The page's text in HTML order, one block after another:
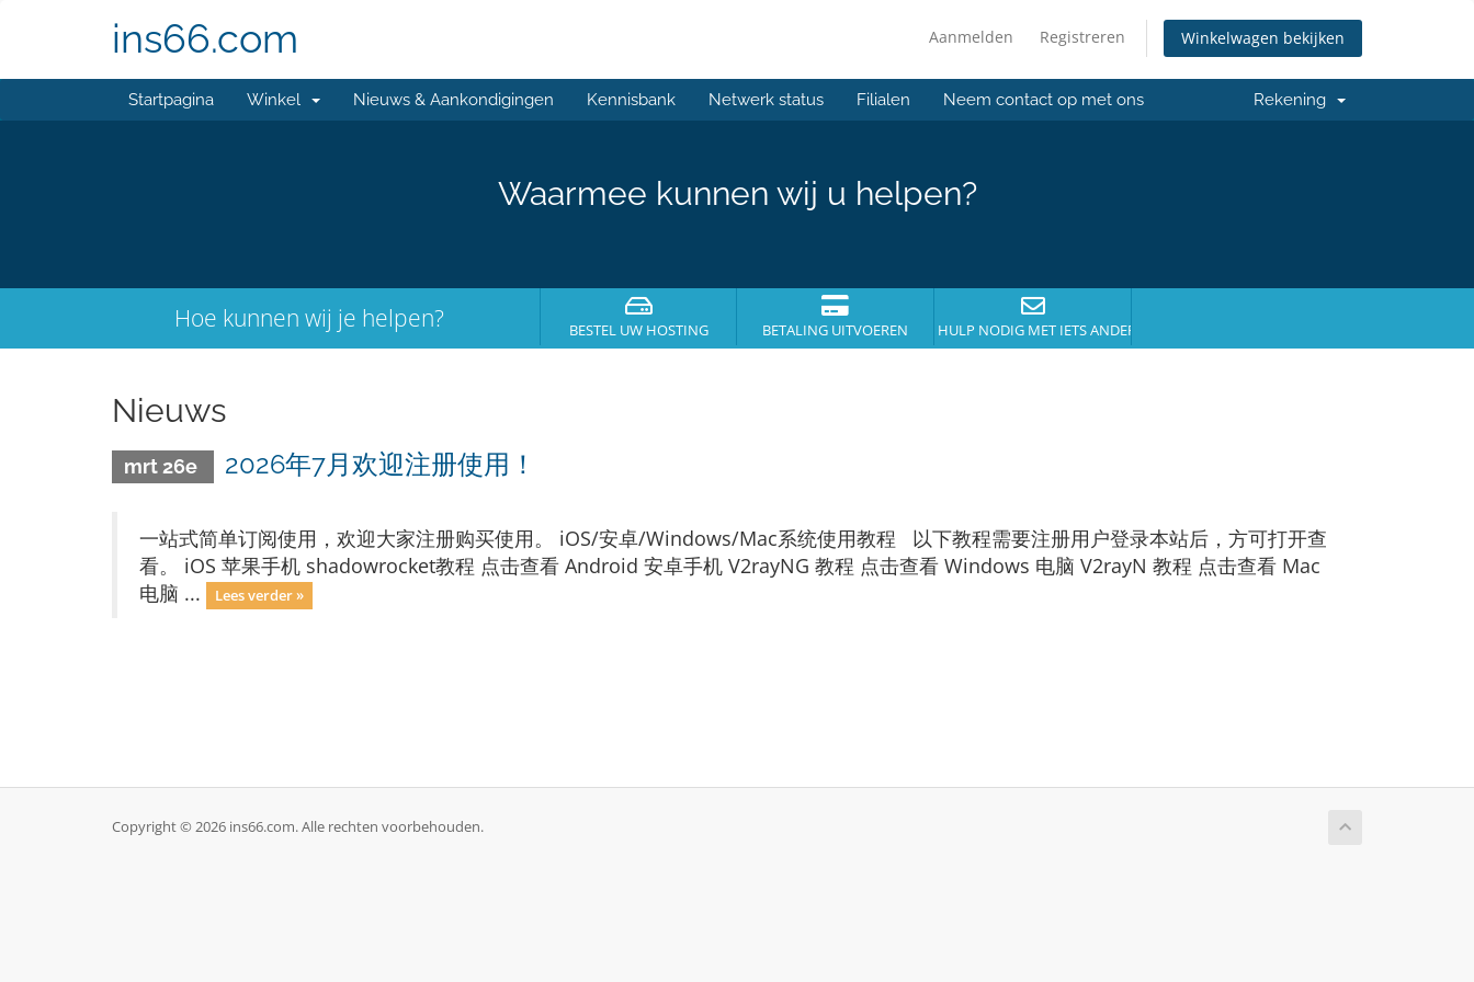
Aanmelden Registreren Winkelwagen bekijken
ins66.com
Startpagina Winkel Nieuws & Aankondigingen Kennisbank Netwerk status Filialen Neem contact op met ons Rekening
Waarmee kunnen wij u helpen?
Hoe kunnen wij je helpen? BESTEL UW HOSTING BETALING UITVOEREN HULP NODIG MET IETS ANDERS?
Nieuws
mrt 26e 2026年7月欢迎注册使用！
一站式简单订阅使用，欢迎大家注册购买使用。 iOS/安卓/Windows/Mac系统使用教程 以下教程需要注册用户登录本站后，方可打开查
看。 iOS 苹果手机 shadowrocket教程 点击查看 Android 安卓手机 V2rayNG 教程 点击查看 Windows 电脑 V2rayN 教程 点击查看 Mac
电脑 ...
Lees verder »
Copyright © 2026 ins66.com. Alle rechten voorbehouden.